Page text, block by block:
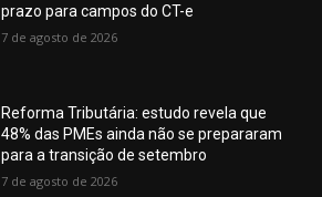
prazo para campos do CT-e
7 de agosto de 2026
Reforma Tributária: estudo revela que
48% das PMEs ainda não se prepararam
para a transição de setembro
7 de agosto de 2026